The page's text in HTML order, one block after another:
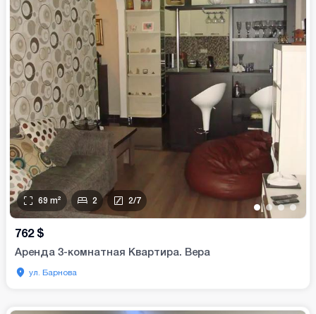
••••
69 m² 2 2/7
762 $
Аренда 3-комнатная Квартира. Вера
ул. Барнова